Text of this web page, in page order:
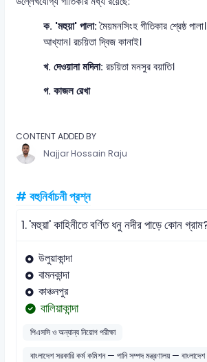
ক. 'মহুয়া' পালা:মৈয়মনসিংহ গীতিকার শ্রেষ্ঠ
আখ্যান। রচয়িতা দ্বিজ কানাই।
খ. দেওয়ানা মদিনা:রচয়িতা মনসুর বয়াতি।
গ. কাজল রেখা
CONTENT ADDED BY
Najjar Hossain Raju
# বহুনির্বাচনী প্রশ্ন
1.'মহুয়া' কাহিনীতে বর্ণিত ধনু নদীর পাড়ে কোন
উলুয়াকান্দা
বামনকান্দা
কাঞ্চনপুর
বালিয়াকান্দা
পিএসসি ও অন্যান্য নিয়োগ পরীক্ষা
বাংলাদেশ সরকারি কর্ম কমিশন — পানি সম্পদ মন্ত্রণালয় —